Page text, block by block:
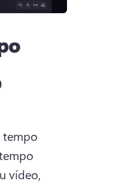
tempo
vídeo,